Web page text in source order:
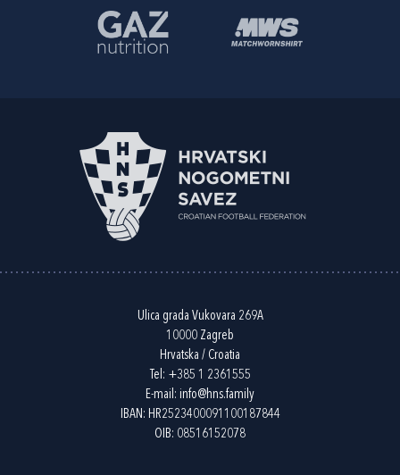
Ulica grada Vukovara 269A
10000 Zagreb
Hrvatska / Croatia
Tel: +385 1 2361555
E-mail: info@hns.family
IBAN: HR2523400091100187844
OIB: 08516152078